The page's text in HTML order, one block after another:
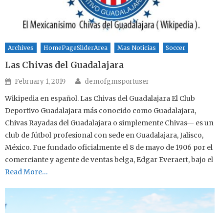
Archives HomePageSliderArea Mas Noticias Soccer
Las Chivas del Guadalajara
Posted on
February 1, 2019 Author
demofgmsportuser
Wikipedia en español. Las Chivas del Guadalajara El Club
Deportivo Guadalajara más conocido como Guadalajara,
Chivas Rayadas del Guadalajara o simplemente Chivas— es un
club de fútbol profesional con sede en Guadalajara, Jalisco,
México. Fue fundado oficialmente el 8 de mayo de 1906 por el
comerciante y agente de ventas belga, Edgar Everaert, bajo el
Read More…